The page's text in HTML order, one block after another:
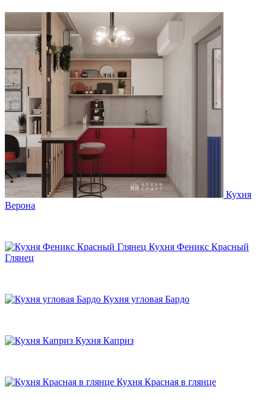
Кухня
Верона
Кухня Феникс Красный
Глянец
Кухня угловая Бардо
Кухня Каприз
Кухня Красная в глянце